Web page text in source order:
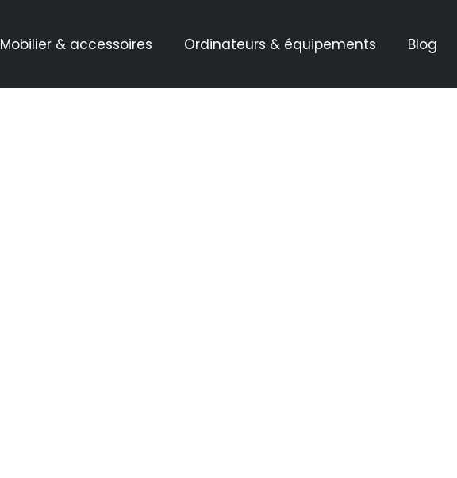
Mobilier & accessoires Ordinateurs & équipements Blog